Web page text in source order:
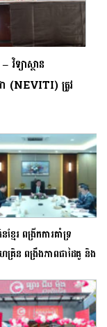
វិទ្យាស្ថាន
ជា (NEVITI) ត្រូវ
មែរ ពង្រីកការគាំទ្រ
រិន ពង្រឹងភាពជាដៃគូ និង